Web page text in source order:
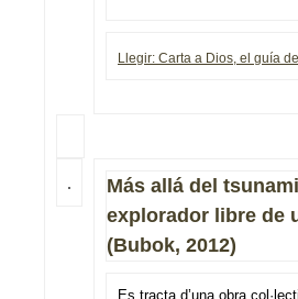
Llegir: Carta a Dios, el guía
Más allá del
explorador libre de
(Bubok, 2012)
Es tracta d’una obra